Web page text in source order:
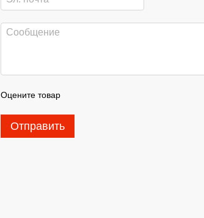
Оцените товар
Отправить